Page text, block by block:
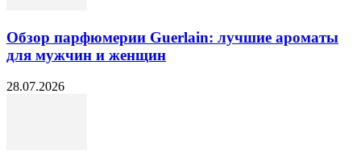
Обзор парфюмерии Guerlain: лучшие ароматы
для мужчин и женщин
28.07.2026